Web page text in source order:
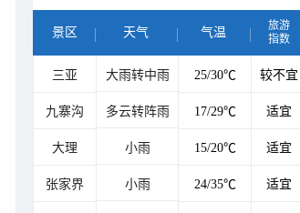
景区 天气 气温
旅游
指数
三亚 大雨转中雨 25/30℃ 较不宜
九寨沟 多云转阵雨 17/29℃ 适宜
大理 小雨 15/20℃ 适宜
张家界 小雨 24/35℃ 适宜